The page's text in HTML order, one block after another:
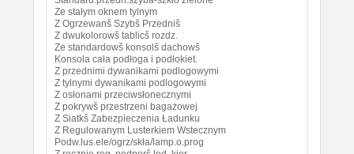
Ze stałym oknem tylnym
Z Ogrzewanš Szybš Przedniš
Z dwukolorowš tablicš rozdz.
Ze standardowš konsolš dachowš
Konsola cała podłoga i podłokiet.
Z przednimi dywanikami podlogowymi
Z tylnymi dywanikami podlogowymi
Z osłonami przeciwsłonecznymi
Z pokrywš przestrzeni bagażowej
Z Siatkš Zabezpieczenia Ładunku
Z Regulowanym Lusterkiem Wstecznym
Podw.lus.ele/ogrz/skła/lamp.o.prog